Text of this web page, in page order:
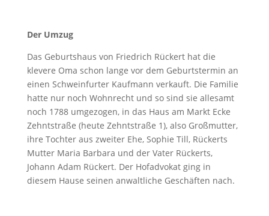
Der Umzug
Das Geburtshaus von Friedrich Rückert hat die
klevere Oma schon lange vor dem Geburtstermin an
einen Schweinfurter Kaufmann verkauft. Die Familie
hatte nur noch Wohnrecht und so sind sie allesamt
noch 1788 umgezogen, in das Haus am Markt Ecke
Zehntstraße (heute Zehntstraße 1), also Großmutter,
ihre Tochter aus zweiter Ehe, Sophie Till, Rückerts
Mutter Maria Barbara und der Vater Rückerts,
Johann Adam Rückert. Der Hofadvokat ging in
diesem Hause seinen anwaltliche Geschäften nach.